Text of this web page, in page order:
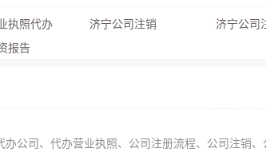
执照代办 济宁公司注销
报告
公司、代办营业执照、公司注册流程、公司注销